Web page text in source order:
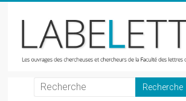
LabeLettres